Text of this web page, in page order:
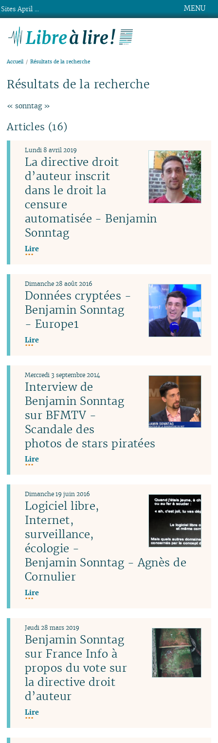
MENU
Accueil Résultats de la recherche
Résultats de la recherche
« sonntag »
Articles (16)
La directive droit
d’auteur inscrit
dans le droit la
censure
automatisée - Benjamin
Sonntag
Lundi 8 avril 2019
Lire
Données cryptées -
Benjamin Sonntag
- Europe1
Dimanche 28 août 2016
Lire
Interview de
Benjamin Sonntag
sur BFMTV -
Scandale des
photos de stars piratées
Mercredi 3 septembre 2014
Lire
Logiciel libre,
Internet,
surveillance,
écologie -
Benjamin Sonntag - Agnès de
Cornulier
Dimanche 19 juin 2016
Lire
Benjamin Sonntag
sur France Info à
propos du vote sur
la directive droit
d’auteur
Jeudi 28 mars 2019
Lire
Sites April ...